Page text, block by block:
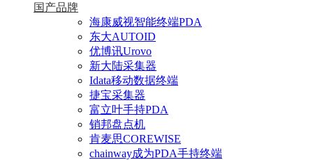
国产品牌
海康威视智能终端PDA
东大AUTOID
优博讯Urovo
新大陆采集器
Idata移动数据终端
捷宝采集器
富立叶手持PDA
销邦盘点机
肯麦思COREWISE
chainway成为PDA手持终端